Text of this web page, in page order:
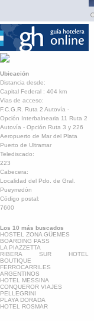
Ubicación
Distancia desde:
Capital Federal : 404 km
Vias de acceso:
F.C.G.R. Ruta 2 Autovía -
Opción Interbalnearia 11 Ruta 2
Autovía - Opción Ruta 3 y 226
Aeropuerto de Mar del Plata
Puerto de Ultramar
Telediscado:
223
Cabecera:
Localidad del Pdo. de Gral.
Pueyrredón
Código postal:
7600
Los 10 más buscados
HOSTEL ZONA GÜEMES
BOARDING PASS
LA PIAZZETTA
RIBERA SUR HOTEL
BOUTIQUE
FERROCARRILES
ARGENTINOS
HOTEL MESSINA
CONQUEROR VIAJES
PELLEGRINI
PLAYA DORADA
HOTEL ROSMAR